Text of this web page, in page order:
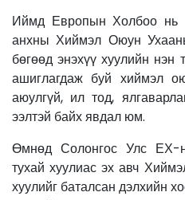
Иймд Европын Холбоо
анхны Хиймэл Оюун
бөгөөд энэхүү хуулийн
ашиглагдаж буй хиймэл
аюулгүй, ил тод,
ээлтэй байх явдал юм.
Өмнөд Солонгос Улс
тухай хуулиас эх авч
хуулийг баталсан дэлхийн